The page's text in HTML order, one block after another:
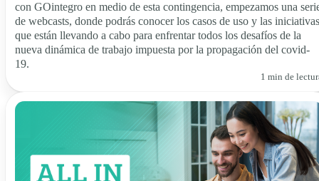
con GOintegro en medio de esta contingencia, empezamos una
de webcasts, donde podrás conocer los casos de uso y las iniciativas
que están llevando a cabo para enfrentar todos los desafíos de la
nueva dinámica de trabajo impuesta por la propagación del covid-
19.
1 min de